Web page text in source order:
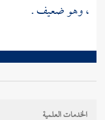
، وهو ضعيف .
الخدمات العلمية